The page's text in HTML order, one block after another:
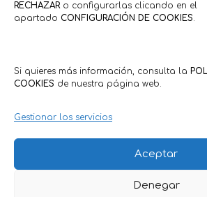
RECHAZARo configurarlas clicando en el
apartado CONFIGURACIÓN DE COOKIES.
Si quieres más información, consulta la
COOKIES de nuestra página web.
Gestionar los servicios
Aceptar
Denegar